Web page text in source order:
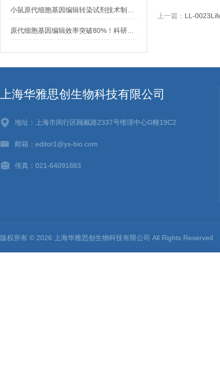
上一篇： LL-
上海华雅思创生物科技有限公司
地址：上海市闵行区顾戴路2337号维璟中心G幢19C2
邮箱：editor1@ys-bio.com
传真：021-64091883
版权所有 © 2026 上海华雅思创生物科技有限公司 All Rights